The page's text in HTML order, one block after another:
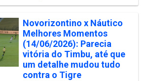
Novorizontino x Náutico
Melhores Momentos
(14/06/2026): Parecia
vitória do Timbu, até que
um detalhe mudou tudo
contra o Tigre